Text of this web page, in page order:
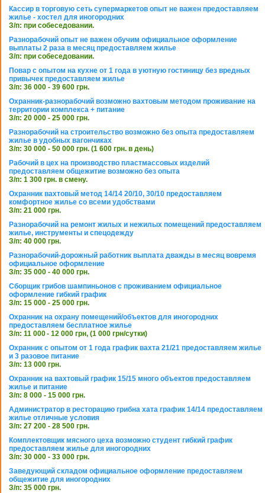
Кассир в торговую сеть супермаркетов опыт не важен предоставляем
жилье - хостел для иногородних
З/п: при собеседовании.
Разнорабочий опыт не важен обучим официальное оформление
выплаты 2 раза в месяц предоставляем жилье
З/п: при собеседовании.
Повар с опытом на кухне от 1 года в уютную гостиницу без вредных
привычек предоставляем жилье
З/п: 36 000 - 39 600 грн.
Охранник-разнорабочий возможно вахтовым методом проживание на
территории комплекса + питание
З/п: 20 000 - 25 000 грн.
Разнорабочий на строительство возможно без опыта предоставляем
жилье в удобных вагончиках
З/п: 30 000 - 50 000 грн. (1 600 грн. в день)
Рабочий в цех на производство пластмассовых изделий
предоставляем общежитие возможно без опыта
З/п: 1 300 грн. в смену.
Охранник вахтовый метод 14/14 20/10, 30/10 предоставляем
комфортное жилье со всеми удобствами
З/п: 21 000 грн.
Разнорабочий на ремонт жилых и нежилых помещений предоставляем
жилье, инструменты и спецодежду
З/п: 40 000 грн.
Разнорабочий-дорожный работник выплата дважды в месяц вовремя
официальное оформление
З/п: 35 000 - 40 000 грн.
Сборщик грибов шампиньонов с проживанием официальное
оформление гибкий график
З/п: 15 000 - 25 000 грн.
Охранник на охрану помещений/объектов для иногородних
предоставляем бесплатное жилье
З/п: 11 000 - 12 000 грн, (1 000 грн/сутки)
Охранник с опытом от 1 года график вахта 21/21 предоставляем жилье
и 3 разовое питание
З/п: 13 000 грн.
Охранник на вахтовый график 15/15 много объектов предоставляем
жилье и питание
З/п: 8 000 - 15 000 грн.
Администратор в ресторацию грибна хата график 14/14 предоставляем
жилье отличные условия
З/п: 27 200 - 28 500 грн.
Комплектовщик мясного цеха возможно студент гибкий график
предоставляем жилье для иногородних
З/п: 30 000 - 33 000 грн.
Заведующий складом официальное оформление предоставляем
общежитие для иногородних
З/п: 35 000 грн.